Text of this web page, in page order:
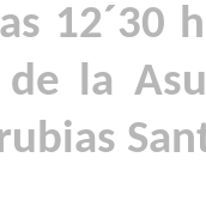
12´30
de la